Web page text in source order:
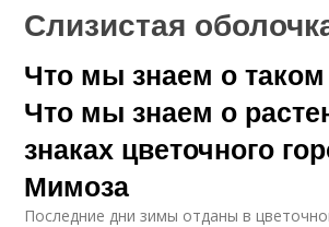
Слизистая
Что мы знаем о таком
Что мы знаем о
знаках цветочного
Мимоза
Последние дни зимы отданы в